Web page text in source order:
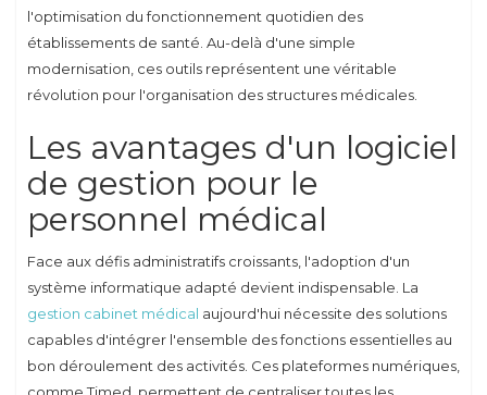
l'optimisation du fonctionnement quotidien des
établissements de santé. Au-delà d'une simple
modernisation, ces outils représentent une véritable
révolution pour l'organisation des structures médicales.
Les avantages d'un logiciel
de gestion pour le
personnel médical
Face aux défis administratifs croissants, l'adoption d'un
système informatique adapté devient indispensable. La
gestion cabinet médical aujourd'hui nécessite des solutions
capables d'intégrer l'ensemble des fonctions essentielles au
bon déroulement des activités. Ces plateformes numériques,